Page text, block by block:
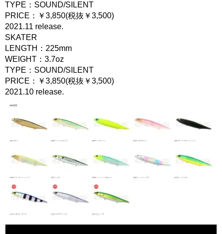
TYPE：SOUND/SILENT
PRICE：￥3,850(税抜￥3,500)
2021.11 release.
SKATER
LENGTH：225mm
WEIGHT：3.7oz
TYPE：SOUND/SILENT
PRICE：￥3,850(税抜￥3,500)
2021.10 release.